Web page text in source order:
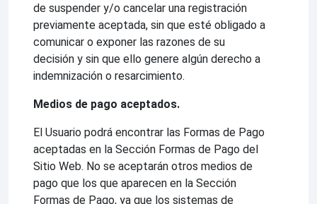
de suspender y/o cancelar una registración
previamente aceptada, sin que esté obligado a
comunicar o exponer las razones de su
decisión y sin que ello genere algún derecho a
indemnización o resarcimiento.
Medios de pago aceptados.
El Usuario podrá encontrar las Formas de Pago
aceptadas en la Sección Formas de Pago del
Sitio Web. No se aceptarán otros medios de
pago que los que aparecen en la Sección
Formas de Pago, ya que los sistemas de